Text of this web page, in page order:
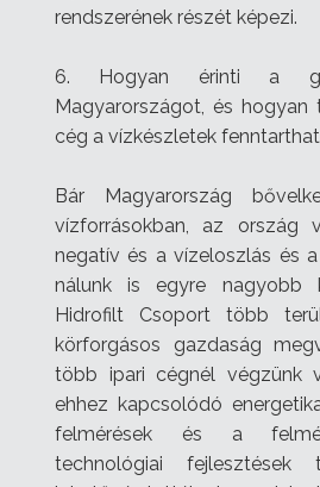
rendszerének részét képezi.
6. Hogyan érinti a
Magyarországot, és hogyan
cég a vízkészletek
Bár Magyarország
vízforrásokban, az ország
negatív és a vízeloszlás és
nálunk is egyre nagyobb
Hidrofilt Csoport több
körforgásos gazdaság
több ipari cégnél végzünk
ehhez kapcsolódó
felmérések és a
technológiai